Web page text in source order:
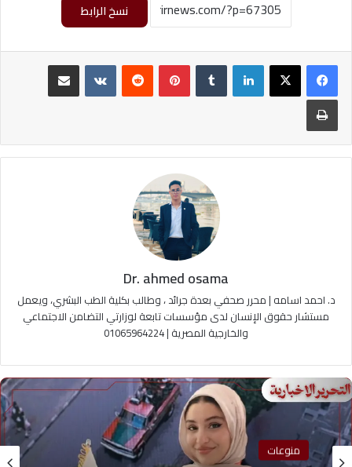
نسخ الرابط
لينكدإن بينتيريست
مشاركة عبر البريد
طباعة
Dr. ahmed osama
د. احمد اسامه | محرر صحفي بعدة جرائد ، وطالب بكلية الطب البشري، ويعمل
مستشار حقوق الإنسان لدى مؤسسات تابعة لوزارتي التضامن الاجتماعي
والخارجية المصرية | 01065964224
منوعات